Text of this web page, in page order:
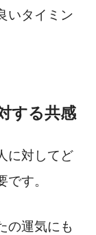
いタイミン
する共感
に対してど
す。
の運気にも